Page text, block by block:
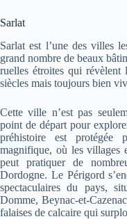
Sarlat
Sarlat est l’une des villes
grand nombre de beaux
ruelles étroites qui révèlent
siècles mais toujours bien
Cette ville n’est pas
point de départ pour
préhistoire est protégée
magnifique, où les villages
peut pratiquer de
Dordogne. Le Périgord
spectaculaires du pays,
Domme, Beynac-et-
falaises de calcaire qui